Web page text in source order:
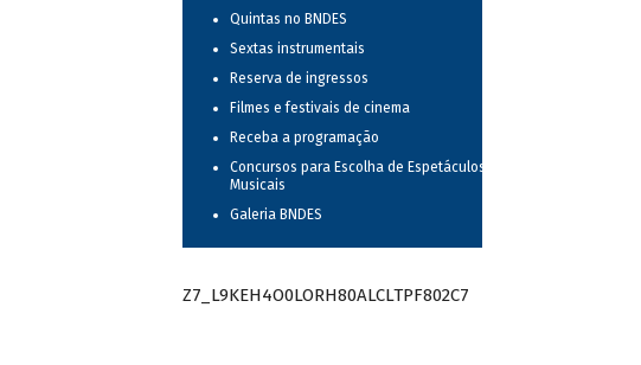
Quintas no BNDES
Sextas instrumentais
Reserva de ingressos
Filmes e festivais de cinema
Receba a programação
Concursos para Escolha de Espetáculos
Musicais
Galeria BNDES
Z7_L9KEH4O0LORH80ALCLTPF802C7